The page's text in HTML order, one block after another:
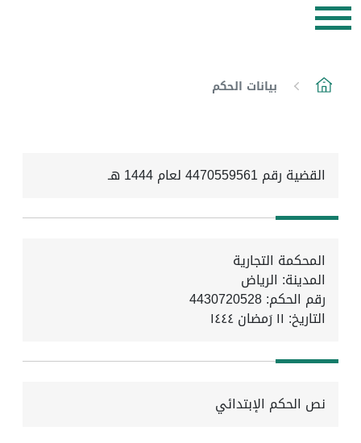
بيانات الحكم
القضية رقم 4470559561 لعام 1444 هـ
المحكمة التجارية
المدينة: الرياض
رقم الحكم: 4430720528
التاريخ: ١١ رَمضان ١٤٤٤
نص الحكم الإبتدائي